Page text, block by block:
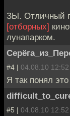
ЗЫ. Отличный
[отборных]
лунапарком.
#4 | 04.08.10 12:52
Я так понял
#5 | 04.08.10 12:52